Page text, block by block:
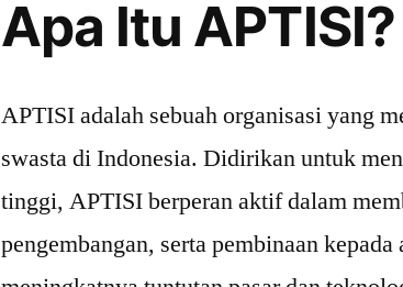
Apa Itu APTISI?
APTISI adalah sebuah organisasi yang
swasta di Indonesia. Didirikan untuk
tinggi, APTISI berperan aktif dalam
pengembangan, serta pembinaan